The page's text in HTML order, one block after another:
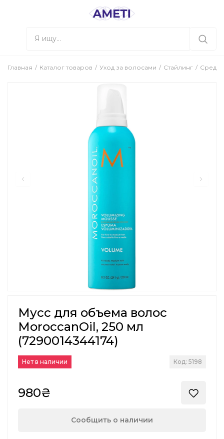
Главная Каталог товаров Уход за волосами Стайлинг
Мусс для объема волос
MoroccanOil, 250 мл
(7290014344174)
Нет в наличии Код: 5198
980₴
Сообщить о наличии